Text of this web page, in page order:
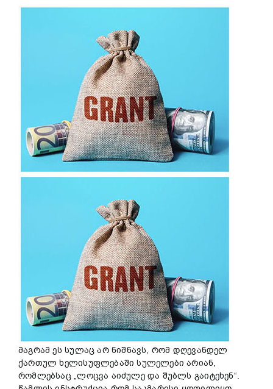
მაგრამ ეს სულაც არ ნიშნავს, რომ დღევანდელ
ქართულ ხელისუფლებაში სულელები არიან,
რომლებსაც „ლოცვა აიძულე და შუბლს გაიტეხენ“.